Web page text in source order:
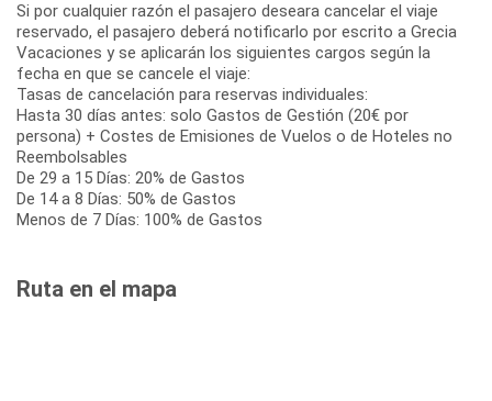
Si por cualquier razón el pasajero deseara cancelar el viaje
reservado, el pasajero deberá notificarlo por escrito a Grecia
Vacaciones y se aplicarán los siguientes cargos según la
fecha en que se cancele el viaje:
Tasas de cancelación para reservas individuales:
Hasta 30 días antes: solo Gastos de Gestión (20€ por
persona) + Costes de Emisiones de Vuelos o de Hoteles no
Reembolsables
De 29 a 15 Días: 20% de Gastos
De 14 a 8 Días: 50% de Gastos
Menos de 7 Días: 100% de Gastos
Ruta en el mapa